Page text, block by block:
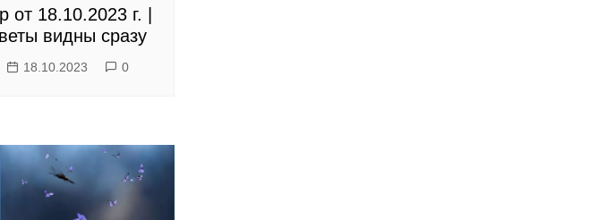
от 18.10.2023 г. |
видны сразу
18.10.2023 0